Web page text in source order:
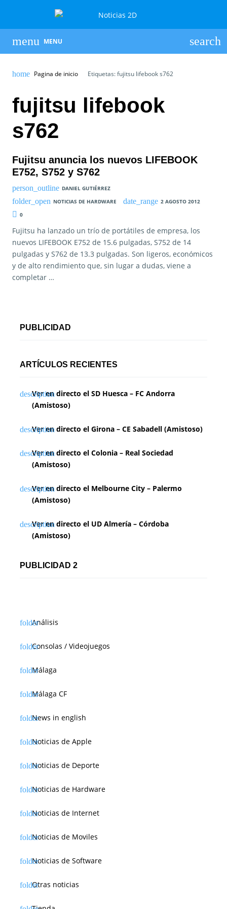
MENU
Pagina de inicio Etiquetas: fujitsu lifebook s762
fujitsu lifebook
s762
Fujitsu anuncia los nuevos LIFEBOOK
E752, S752 y S762
DANIEL GUTIÉRREZ
NOTICIAS DE HARDWARE
2 AGOSTO 2012
0
Fujitsu ha lanzado un trío de portátiles de empresa, los
nuevos LIFEBOOK E752 de 15.6 pulgadas, S752 de 14
pulgadas y S762 de 13.3 pulgadas. Son ligeros, económicos
y de alto rendimiento que, sin lugar a dudas, viene a
completar …
PUBLICIDAD
ARTÍCULOS RECIENTES
Ver en directo el SD Huesca – FC Andorra
(Amistoso)
Ver en directo el Girona – CE Sabadell (Amistoso)
Ver en directo el Colonia – Real Sociedad
(Amistoso)
Ver en directo el Melbourne City – Palermo
(Amistoso)
Ver en directo el UD Almería – Córdoba
(Amistoso)
PUBLICIDAD 2
Análisis
Consolas / Videojuegos
Málaga
Málaga CF
News in english
Noticias de Apple
Noticias de Deporte
Noticias de Hardware
Noticias de Internet
Noticias de Moviles
Noticias de Software
Otras noticias